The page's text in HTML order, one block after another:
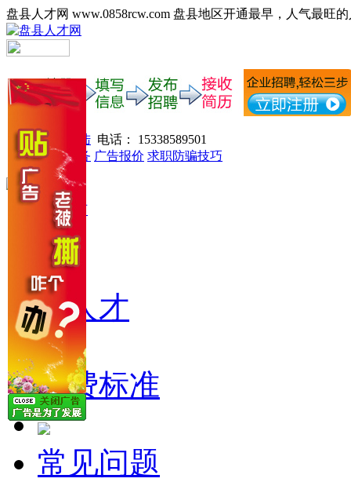
盘县人才网 www.0858rcw.com 盘县地区开通最早，人气最旺
注册登陆 电话： 15338589501
网站服务 广告报价 求职防骗技巧
网站首页
找工作
找人才
收费标准
常见问题